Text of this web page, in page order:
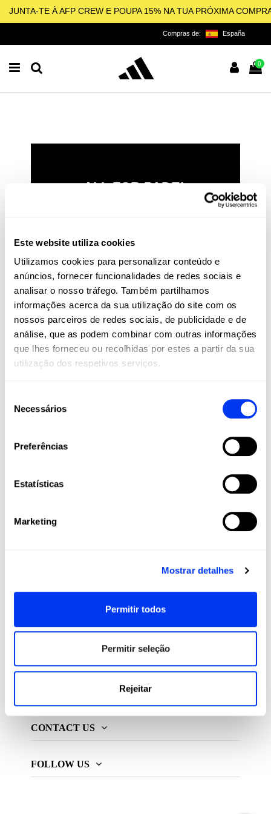
Este website utiliza cookies
Utilizamos cookies para personalizar conteúdo e
anúncios, fornecer funcionalidades de redes sociais e
analisar o nosso tráfego. Também partilhamos
informações acerca da sua utilização do site com os
nossos parceiros de redes sociais, de publicidade e de
análise, que as podem combinar com outras informações
que lhes forneceu ou recolhidas por estes a partir da sua
utilização dos respetivos serviços.
Necessários
Preferências
Estatísticas
Marketing
Mostrar detalhes
Permitir todos
Permitir seleção
Rejeitar
JUNTA-TE À AFP CREW E POUPA 15% NA TUA PRÓXIMA
Compras de: España
0
ALL FOR PADEL
LICENCIADO OFICIAL DA
TENNIS
O padel e o pickleball não são apenas esportes:
são um estilo de vida. Na All For Padel, levamos
estes esportes a todos os cantos do mundo,
oferecendo produtos adidas de alta qualidade
que combinam inovação, desempenho e estilo.
Raquetes, palas, calçado, roupa e acessórios
projetados para maximizar o seu jogo e
acompanhá-lo em cada etapa da sua jornada
Junte-se à nossa comunidade e viva o padel e
produtos de padel, pickleball e beach tennis
CONTACT US
FOLLOW US